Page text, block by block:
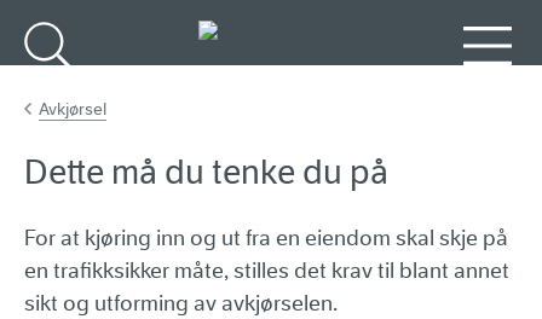
Avkjørsel
Dette må du tenke du på
For at kjøring inn og ut fra en eiendom skal skje på
en trafikksikker måte, stilles det krav til blant annet
sikt og utforming av avkjørselen.